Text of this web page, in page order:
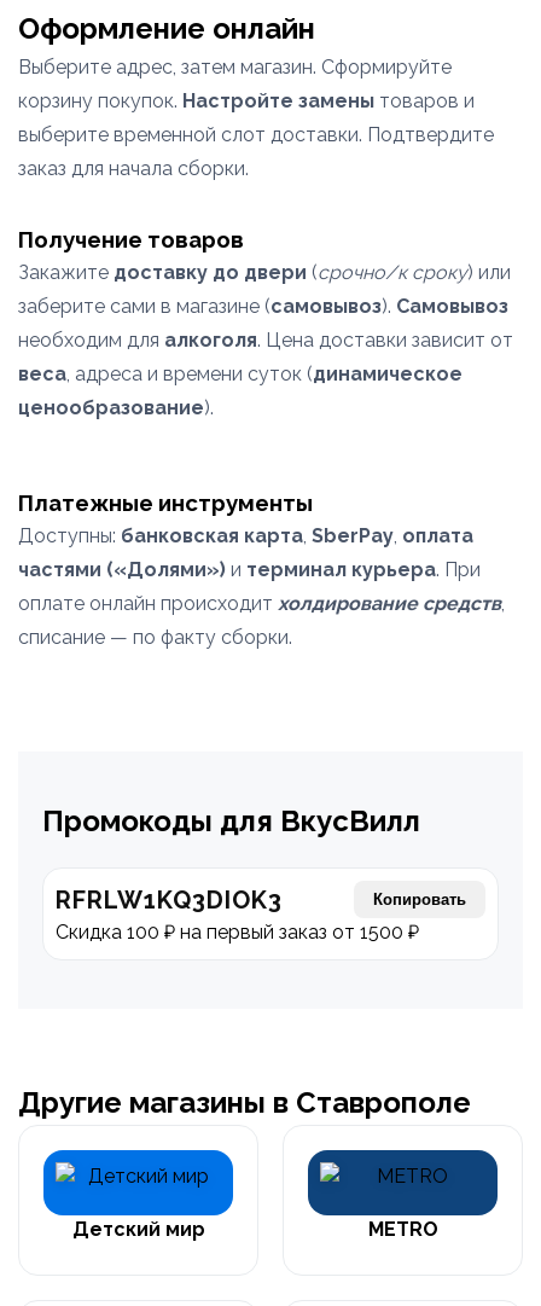
Оформление онлайн
Выберите адрес, затем магазин. Сформируйте
корзину покупок. Настройте замены товаров и
выберите временной слот доставки. Подтвердите
заказ для начала сборки.
Получение товаров
Закажите доставку до двери (срочно/к сроку) или
заберите сами в магазине (самовывоз). Самовывоз
необходим для алкоголя. Цена доставки зависит от
веса, адреса и времени суток (динамическое
ценообразование).
Платежные инструменты
Доступны: банковская карта, SberPay, оплата
частями («Долями») и терминал курьера. При
оплате онлайн происходит холдирование средств,
списание — по факту сборки.
Промокоды для ВкусВилл
RFRLW1KQ3DIOK3 Копировать
Скидка 100 ₽ на первый заказ от 1500 ₽
Другие магазины в Ставрополе
Детский мир METRO